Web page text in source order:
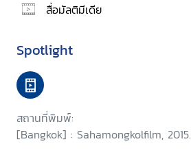
สื่อมัลติมีเดีย
Spotlight
สถานที่พิมพ์:
[Bangkok] : Sahamongkolfilm, 2015.